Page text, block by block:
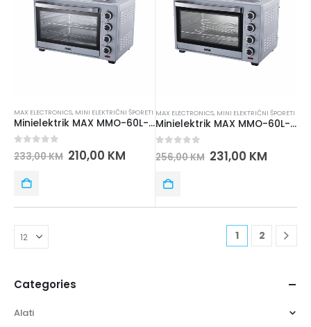
MAX ELECTRONICS, MINI ELEKTRIČNI ŠPORETI
Minielektrik MAX MMO-60L-H300S
out of 5
233,00KM 210,00 KM
MAX ELECTRONICS, MINI ELEKTRIČNI ŠPORETI
Minielektrik MAX MMO-60L-H500S
out of 5
256,00KM 231,00 KM
1 2
Categories
Alati